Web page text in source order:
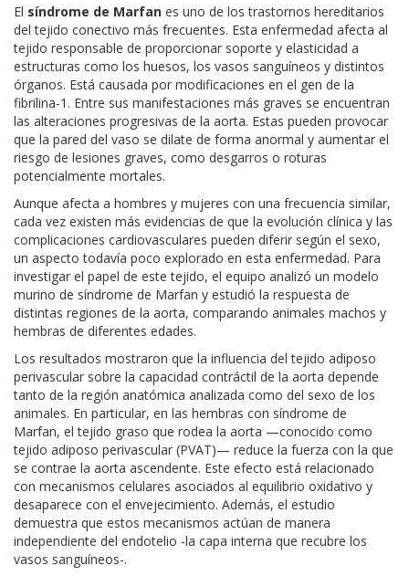
El síndrome de Marfan es uno de los trastornos hereditarios
del tejido conectivo más frecuentes. Esta enfermedad afecta al
tejido responsable de proporcionar soporte y elasticidad a
estructuras como los huesos, los vasos sanguíneos y distintos
órganos. Está causada por modificaciones en el gen de la
fibrilina-1. Entre sus manifestaciones más graves se encuentran
las alteraciones progresivas de la aorta. Estas pueden provocar
que la pared del vaso se dilate de forma anormal y aumentar el
riesgo de lesiones graves, como desgarros o roturas
potencialmente mortales.
Aunque afecta a hombres y mujeres con una frecuencia similar,
cada vez existen más evidencias de que la evolución clínica y las
complicaciones cardiovasculares pueden diferir según el sexo,
un aspecto todavía poco explorado en esta enfermedad. Para
investigar el papel de este tejido, el equipo analizó un modelo
murino de síndrome de Marfan y estudió la respuesta de
distintas regiones de la aorta, comparando animales machos y
hembras de diferentes edades.
Los resultados mostraron que la influencia del tejido adiposo
perivascular sobre la capacidad contráctil de la aorta depende
tanto de la región anatómica analizada como del sexo de los
animales. En particular, en las hembras con síndrome de
Marfan, el tejido graso que rodea la aorta —conocido como
tejido adiposo perivascular (PVAT)— reduce la fuerza con la que
se contrae la aorta ascendente. Este efecto está relacionado
con mecanismos celulares asociados al equilibrio oxidativo y
desaparece con el envejecimiento. Además, el estudio
demuestra que estos mecanismos actúan de manera
independiente del endotelio -la capa interna que recubre los
vasos sanguíneos-.